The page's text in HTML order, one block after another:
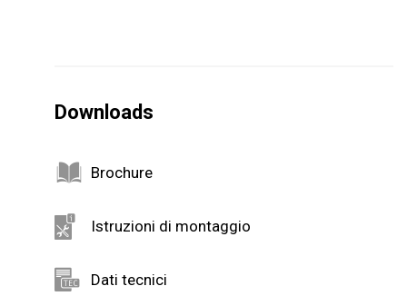
Downloads
Brochure
Istruzioni di montaggio
Dati tecnici